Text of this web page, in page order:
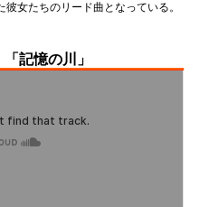
女たちのリード曲となっている。
記憶の川」